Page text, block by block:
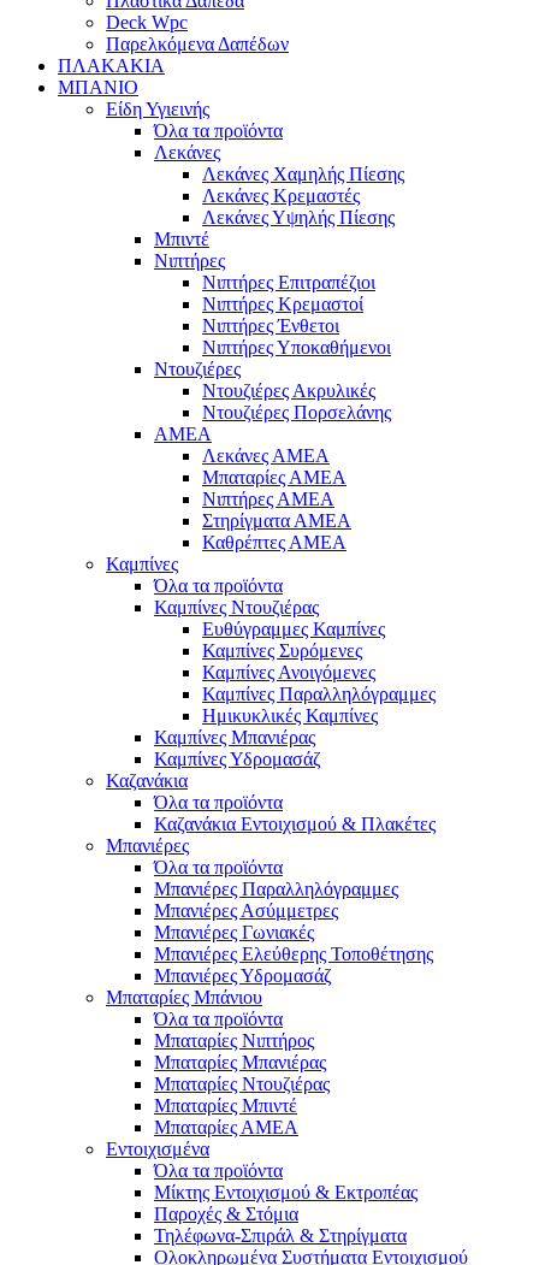
Deck Wpc
Παρελκόμενα Δαπέδων
ΠΛΑΚΑΚΙΑ
ΜΠΑΝΙΟ
Είδη Υγιεινής
Όλα τα προϊόντα
Λεκάνες
Λεκάνες Χαμηλής Πίεσης
Λεκάνες Κρεμαστές
Λεκάνες Υψηλής Πίεσης
Μπιντέ
Νιπτήρες
Νιπτήρες Επιτραπέζιοι
Νιπτήρες Κρεμαστοί
Νιπτήρες Ένθετοι
Νιπτήρες Υποκαθήμενοι
Ντουζιέρες
Ντουζιέρες Ακρυλικές
Ντουζιέρες Πορσελάνης
ΑΜΕΑ
Λεκάνες ΑΜΕΑ
Μπαταρίες ΑΜΕΑ
Νιπτήρες ΑΜΕΑ
Στηρίγματα ΑΜΕΑ
Καθρέπτες ΑΜΕΑ
Καμπίνες
Όλα τα προϊόντα
Καμπίνες Ντουζιέρας
Ευθύγραμμες Καμπίνες
Καμπίνες Συρόμενες
Καμπίνες Ανοιγόμενες
Καμπίνες Παραλληλόγραμμες
Ημικυκλικές Καμπίνες
Καμπίνες Μπανιέρας
Καμπίνες Υδρομασάζ
Καζανάκια
Όλα τα προϊόντα
Καζανάκια Εντοιχισμού & Πλακέτες
Μπανιέρες
Όλα τα προϊόντα
Μπανιέρες Παραλληλόγραμμες
Μπανιέρες Ασύμμετρες
Μπανιέρες Γωνιακές
Μπανιέρες Ελεύθερης Τοποθέτησης
Μπανιέρες Υδρομασάζ
Μπαταρίες Μπάνιου
Όλα τα προϊόντα
Μπαταρίες Νιπτήρος
Μπαταρίες Μπανιέρας
Μπαταρίες Ντουζιέρας
Μπαταρίες Μπιντέ
Μπαταρίες ΑΜΕΑ
Εντοιχισμένα
Όλα τα προϊόντα
Μίκτης Εντοιχισμού & Εκτροπέας
Παροχές & Στόμια
Τηλέφωνα-Σπιράλ & Στηρίγματα
Ολοκληρωμένα Συστήματα Εντοιχισμού